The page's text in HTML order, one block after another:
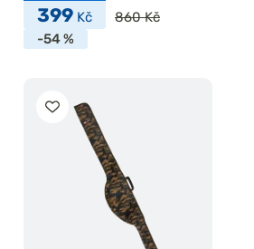
399 Kč
860 Kč
-54 %